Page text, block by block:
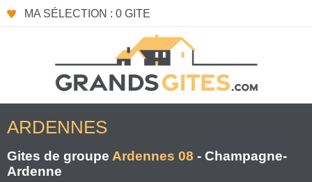
MA SÉLECTION : 0 GITE
ARDENNES
Gites de groupe Ardennes 08 - Champagne-
Ardenne
Panneau de gestion des cookies